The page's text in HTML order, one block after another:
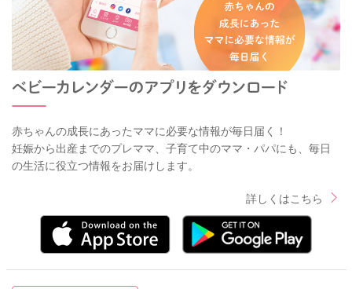
赤ちゃんの成長にあったママに必要な情報が毎日届く！
妊娠から出産までのプレママ、子育て中のママ・パパにも、毎日
の生活に役立つ情報をお届けします。
詳しくはこちら